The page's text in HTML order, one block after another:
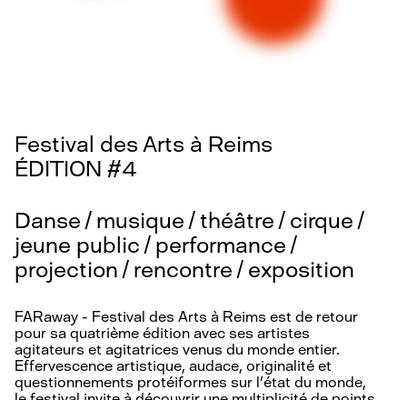
Festival des Arts à Reims
ÉDITION #4
Danse / musique / théâtre / cirque /
jeune public / performance /
projection / rencontre / exposition
FARaway - Festival des Arts à Reims est de retour
pour sa quatrième édition avec ses artistes
agitateurs et agitatrices venus du monde entier.
Effervescence artistique, audace, originalité et
questionnements protéiformes sur l’état du monde,